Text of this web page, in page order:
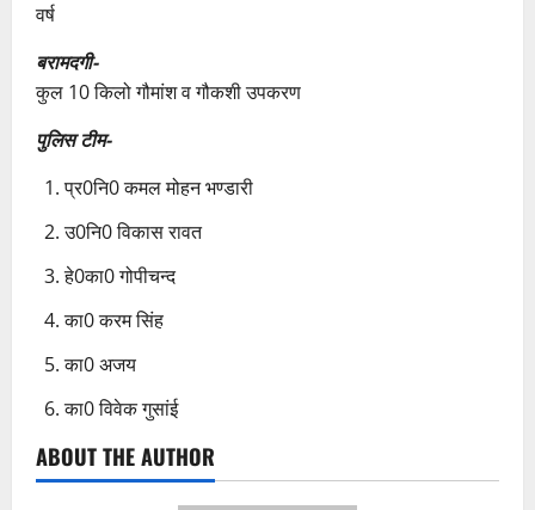
वर्ष
बरामदगी-
कुल 10 किलो गौमांश व गौकशी उपकरण
पुलिस टीम-
प्र0नि0 कमल मोहन भण्डारी
उ0नि0 विकास रावत
हे0का0 गोपीचन्द
का0 करम सिंह
का0 अजय
का0 विवेक गुसांई
ABOUT THE AUTHOR